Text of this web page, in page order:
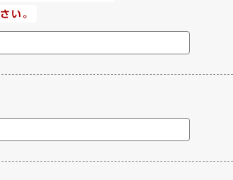
い。